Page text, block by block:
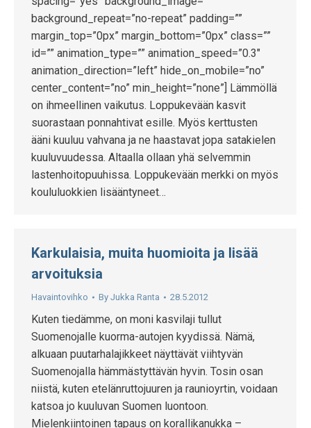
background_repeat=”no-repeat” padding=””
margin_top=”0px” margin_bottom=”0px” class=””
id=”” animation_type=”” animation_speed=”0.3″
animation_direction=”left” hide_on_mobile=”no”
center_content=”no” min_height=”none”] Lämmöllä
on ihmeellinen vaikutus. Loppukevään kasvit
suorastaan ponnahtivat esille. Myös kerttusten
ääni kuuluu vahvana ja ne haastavat jopa satakielen
kuuluvuudessa. Altaalla ollaan yhä selvemmin
lastenhoitopuuhissa. Loppukevään merkki on myös
koululuokkien lisääntyneet…
Karkulaisia, muita huomioita ja lisää
arvoituksia
Havaintovihko By Jukka Ranta 28.5.2012
Kuten tiedämme, on moni kasvilaji tullut
Suomenojalle kuorma-autojen kyydissä. Nämä,
alkuaan puutarhalajikkeet näyttävät viihtyvän
Suomenojalla hämmästyttävän hyvin. Tosin osan
niistä, kuten etelänruttojuuren ja raunioyrtin, voidaan
katsoa jo kuuluvan Suomen luontoon.
Mielenkiintoinen tapaus on korallikanukka –